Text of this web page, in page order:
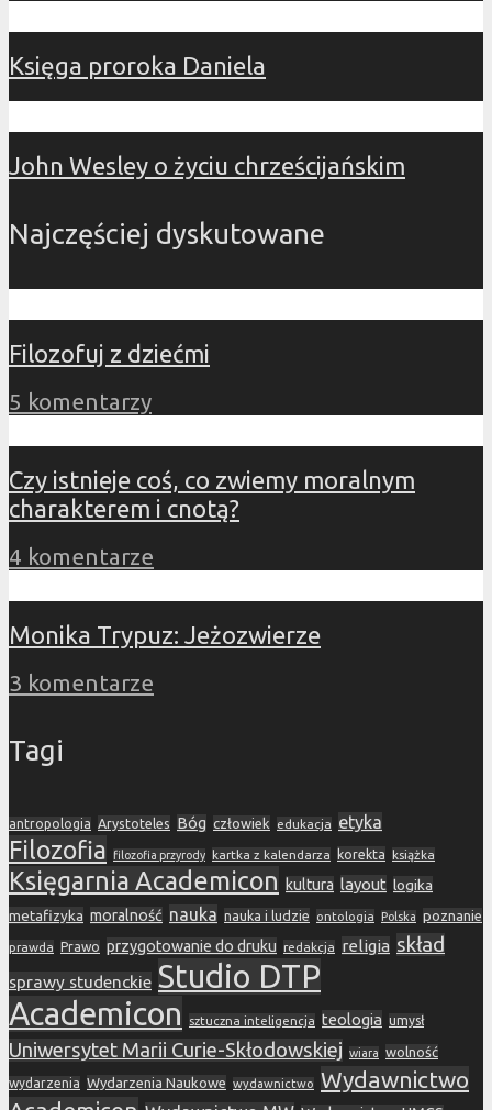
Księga proroka Daniela
John Wesley o życiu chrześcijańskim
Najczęściej dyskutowane
Filozofuj z dziećmi
5 komentarzy
Czy istnieje coś, co zwiemy moralnym
charakterem i cnotą?
4 komentarze
Monika Trypuz: Jeżozwierze
3 komentarze
Tagi
antropologia Arystoteles Bóg człowiek edukacja etyka
Filozofia filozofia przyrody kartka z kalendarza korekta książka
Księgarnia Academicon kultura layout logika
metafizyka moralność nauka nauka i ludzie ontologia Polska poznanie
prawda Prawo przygotowanie do druku redakcja religia skład
sprawy studenckie Studio DTP
Academicon
sztuczna inteligencja teologia umysł
Uniwersytet Marii Curie-Skłodowskiej wiara wolność
wydarzenia Wydarzenia Naukowe wydawnictwo Wydawnictwo